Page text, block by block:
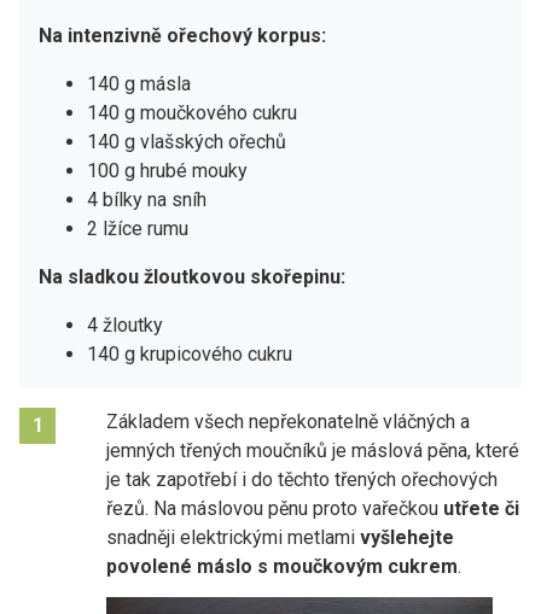
Na intenzivně ořechový korpus:
140 g másla
140 g moučkového cukru
140 g vlašských ořechů
100 g hrubé mouky
4 bílky na sníh
2 lžíce rumu
Na sladkou žloutkovou skořepinu:
4 žloutky
140 g krupicového cukru
1
Základem všech nepřekonatelně vláčných a
jemných třených moučníků je máslová pěna, které
je tak zapotřebí i do těchto třených ořechových
řezů. Na máslovou pěnu proto vařečkou utřete či
snadněji elektrickými metlami vyšlehejte
povolené máslo s moučkovým cukrem.